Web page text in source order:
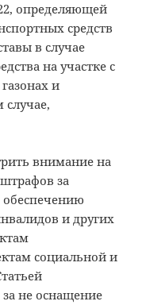
определяющей
средств
в случае
на участке с
и
внимание на
за
и других
социальной и
за не оснащение